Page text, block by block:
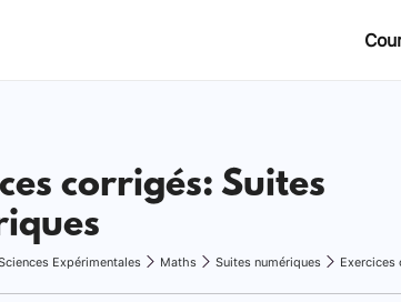
corrigés: Suites
Expérimentales Maths Suites numériques Exercices